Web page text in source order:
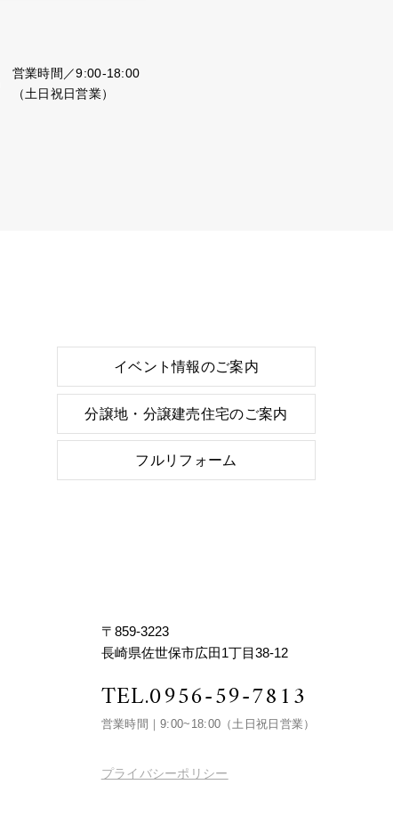
営業時間／9:00-18:00
（土日祝日営業）
イベント情報のご案内
分譲地・分譲建売住宅のご案内
フルリフォーム
〒859-3223
長崎県佐世保市広田1丁目38-12
TEL.0956-59-7813
営業時間｜9:00~18:00 （土日祝日営業）
プライバシーポリシー